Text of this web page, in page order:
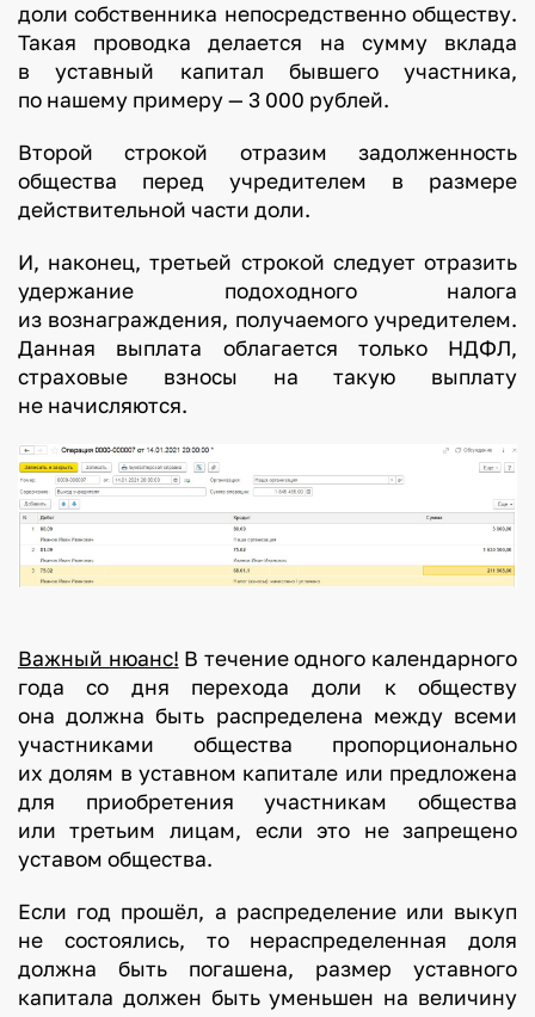
доли собственника непосредственно обществу.
Такая проводка делается на сумму вклада
в уставный капитал бывшего участника,
по нашему примеру — 3 000 рублей.
Второй строкой отразим задолженность
общества перед учредителем в размере
действительной части доли.
И, наконец, третьей строкой следует отразить
удержание подоходного налога
из вознаграждения, получаемого учредителем.
Данная выплата облагается только НДФЛ,
страховые взносы на такую выплату
не начисляются.
Важный нюанс! В течение одного календарного
года со дня перехода доли к обществу
она должна быть распределена между всеми
участниками общества пропорционально
их долям в уставном капитале или предложена
для приобретения участникам общества
или третьим лицам, если это не запрещено
уставом общества.
Если год прошёл, а распределение или выкуп
не состоялись, то нераспределенная доля
должна быть погашена, размер уставного
капитала должен быть уменьшен на величину